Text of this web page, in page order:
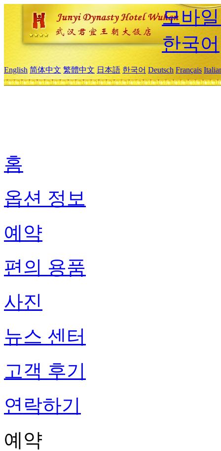
모바
한국어
English 简体中文 繁體中文 日本語 한국어 Deutsch Français
홈
옵션 정보
예약
편의 용품
사진
뉴스 센터
고객 후기
연락하기
예약